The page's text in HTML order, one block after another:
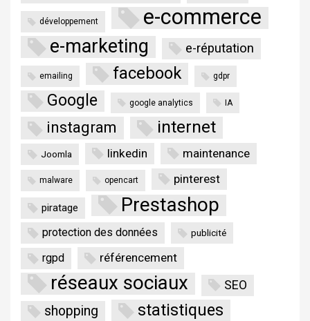
développement e-commerce
e-marketing e-réputation
emailing facebook gdpr
Google google analytics IA
instagram internet
Joomla linkedin maintenance
malware opencart pinterest
piratage Prestashop
protection des données publicité
rgpd référencement
réseaux sociaux SEO
shopping statistiques